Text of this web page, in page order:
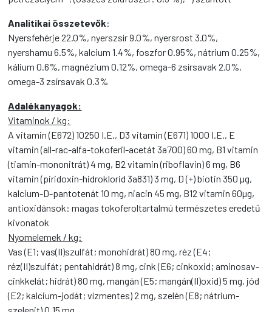
Analitikai összetevők:
Nyersfehérje 22.0%, nyerszsír 9.0%, nyersrost 3.0%,
nyershamu 6.5%, kalcium 1.4%, foszfor 0.95%, nátrium 0.25%,
kálium 0.6%, magnézium 0.12%, omega-6 zsírsavak 2.0%,
omega-3 zsírsavak 0.3%
Adalékanyagok:
Vitaminok / kg:
A vitamin (E672) 10250 I.E., D3 vitamin (E671) 1000 I.E., E
vitamin (all-rac-alfa-tokoferil-acetát 3a700) 60 mg, B1 vitamin
(tiamin-mononitrát) 4 mg, B2 vitamin (riboflavin) 6 mg, B6
vitamin (piridoxin-hidroklorid 3a831) 3 mg, D (+) biotin 350 µg,
kalcium-D-pantotenát 10 mg, niacin 45 mg, B12 vitamin 60µg,
antioxidánsok: magas tokoferoltartalmú természetes eredetű
kivonatok
Nyomelemek / kg:
Vas (E1; vas(II)szulfát; monohidrát) 80 mg, réz (E4;
réz(II)szulfát; pentahidrát) 8 mg, cink (E6; cinkoxid; aminosav-
cinkkelát; hidrát) 80 mg, mangán (E5; mangán(II)oxid) 5 mg, jód
(E2; kalcium-jodát; vízmentes) 2 mg, szelén (E8; nátrium-